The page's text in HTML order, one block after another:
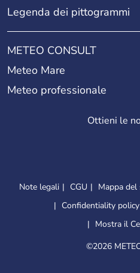
Legenda dei pittogrammi
METEO CONSULT
Meteo Mare
Meteo professionale
Ottieni le
Note legali CGU Mappa del
Confidentiality policy
Mostra il
©2026